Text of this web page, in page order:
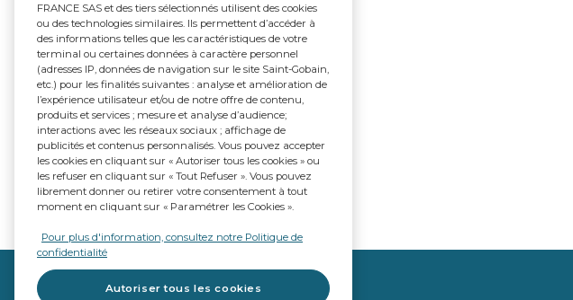
FRANCE SAS et des tiers sélectionnés utilisent des cookies
ou des technologies similaires. Ils permettent d’accéder à
des informations telles que les caractéristiques de votre
terminal ou certaines données à caractère personnel
(adresses IP, données de navigation sur le site Saint-Gobain,
etc.) pour les finalités suivantes : analyse et amélioration de
l’expérience utilisateur et/ou de notre offre de contenu,
produits et services ; mesure et analyse d’audience;
interactions avec les réseaux sociaux ; affichage de
publicités et contenus personnalisés. Vous pouvez accepter
les cookies en cliquant sur « Autoriser tous les cookies » ou
les refuser en cliquant sur « Tout Refuser ». Vous pouvez
librement donner ou retirer votre consentement à tout
moment en cliquant sur « Paramétrer les Cookies ».
Pour plus d'information, consultez notre Politique de
confidentialité
Autoriser tous les cookies